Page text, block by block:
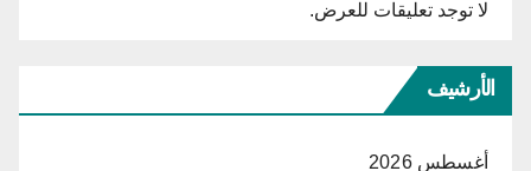
لا توجد تعليقات للعرض.
الأرشيف
أغسطس 2026